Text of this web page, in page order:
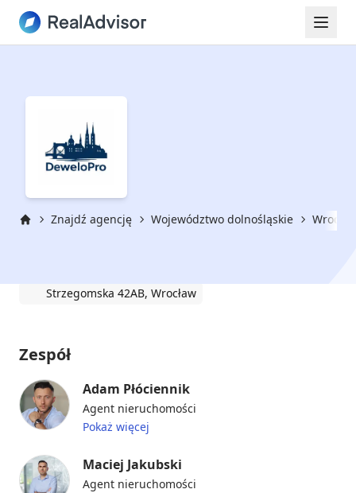
Znajdź agencję Województwo dolnośląskie
Strzegomska 42AB, Wrocław
Zespół
Adam Płóciennik
Agent nieruchomości
Pokaż więcej
Maciej Jakubski
Agent nieruchomości